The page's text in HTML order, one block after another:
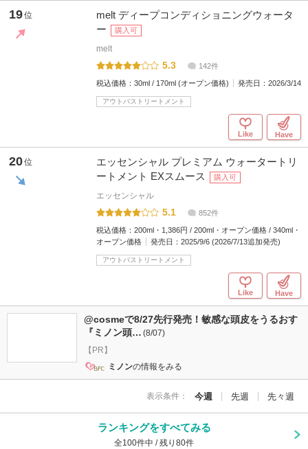
19位
melt ディープコンディショニングウォータ
ー
購入可
melt
5.3 142件
税込価格： 30ml / 170ml (オープン価格) 発売日： 2026/3/14
アウトバストリートメント
Like Have
20位
エッセンシャル プレミアム ウォータートリ
ートメント EXスムース
購入可
エッセンシャル
5.1 852件
税込価格： 200ml・1,386円 / 200ml・オープン価格 / 340ml・
オープン価格
発売日： 2025/9/6 (2026/7/13追加発売)
アウトバストリートメント
Like Have
@cosmeで8/27先行発売！敏感な頭皮をうるおす
『ミノン頭… (8/07)
【PR】
ミノンの情報をみる
表示条件： 今週 先週 先々週
ランキングをすべてみる
全100件中 / 残り80件